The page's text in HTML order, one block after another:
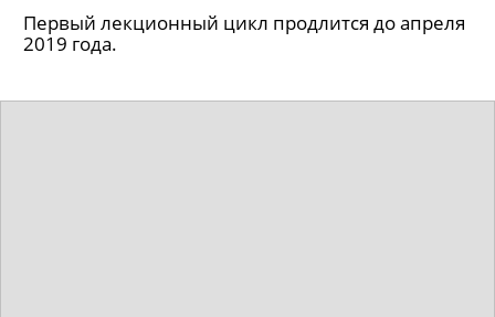
Первый лекционный цикл продлится до апреля
2019 года.